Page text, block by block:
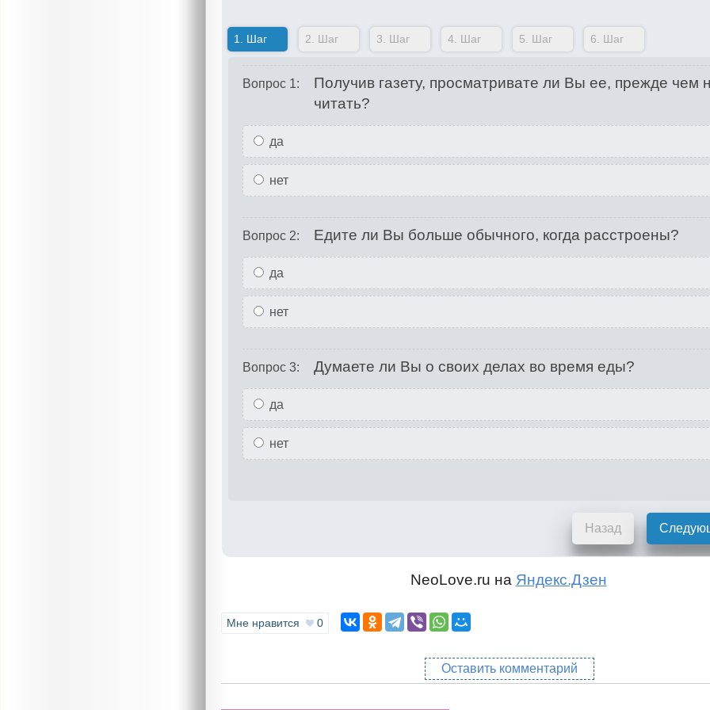
1. Шаг 2. Шаг 3. Шаг 4. Шаг 5. Шаг 6. Шаг
Вопрос 1:
Получив газету, просматривате ли Вы ее, прежде чем
читать?
да
нет
Вопрос 2: Едите ли Вы больше обычного, когда расстроены?
да
нет
Вопрос 3: Думаете ли Вы о своих делах во время еды?
да
нет
Назад
NeoLove.ru на Яндекс.Дзен
Мне нравится 0
Оставить комментарий